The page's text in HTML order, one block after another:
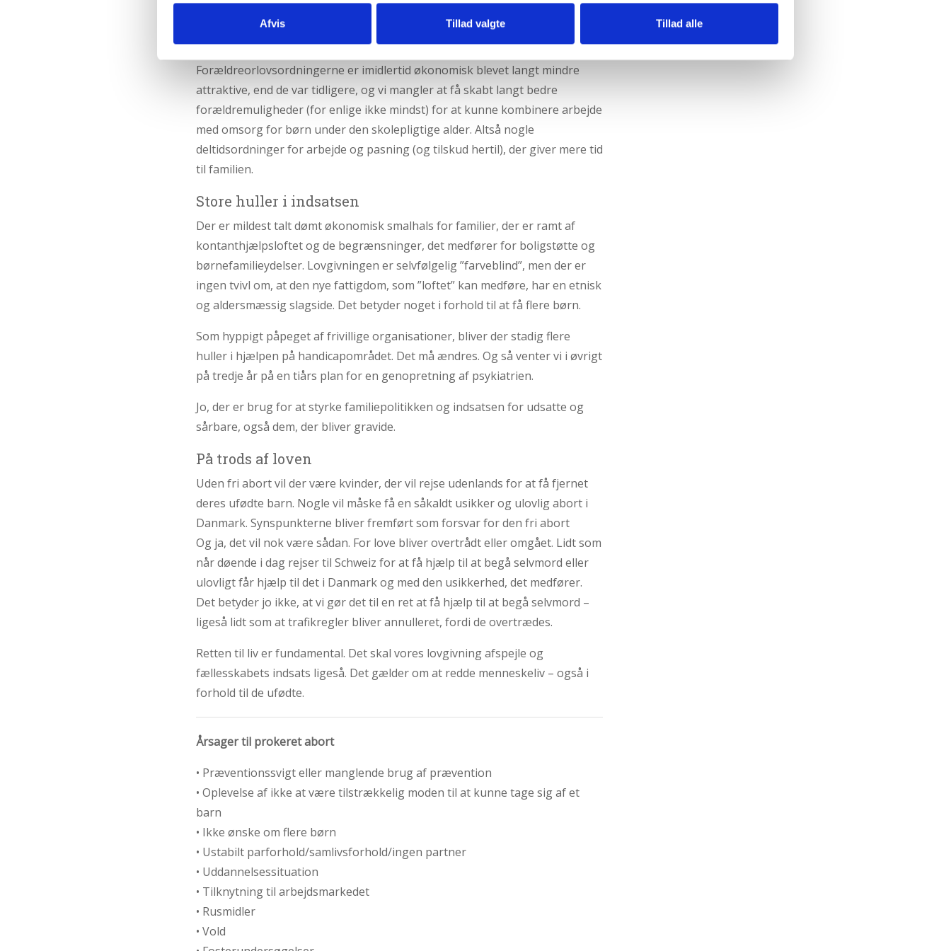
Afvis Tillad valgte Tillad alle
i forhold til barselsorlov, som er vigtigt i forhold til omsorgen for nyfødte og
Forældreorlovsordningerne er imidlertid økonomisk blevet langt mindre
attraktive, end de var tidligere, og vi mangler at få skabt langt bedre
forældremuligheder (for enlige ikke mindst) for at kunne kombinere arbejde
med omsorg for børn under den skolepligtige alder. Altså nogle
deltidsordninger for arbejde og pasning (og tilskud hertil), der giver mere tid
til familien.
Store huller i indsatsen
Der er mildest talt dømt økonomisk smalhals for familier, der er ramt af
kontanthjælpsloftet og de begrænsninger, det medfører for boligstøtte og
børnefamilieydelser. Lovgivningen er selvfølgelig ”farveblind”, men der er
ingen tvivl om, at den nye fattigdom, som ”loftet” kan medføre, har en etnisk
og aldersmæssig slagside. Det betyder noget i forhold til at få flere børn.
Som hyppigt påpeget af frivillige organisationer, bliver der stadig flere
huller i hjælpen på handicapområdet. Det må ændres. Og så venter vi i øvrigt
på tredje år på en tiårs plan for en genopretning af psykiatrien.
Jo, der er brug for at styrke familiepolitikken og indsatsen for udsatte og
sårbare, også dem, der bliver gravide.
På trods af loven
Uden fri abort vil der være kvinder, der vil rejse udenlands for at få fjernet
deres ufødte barn. Nogle vil måske få en såkaldt usikker og ulovlig abort i
Danmark. Synspunkterne bliver fremført som forsvar for den fri abort
Og ja, det vil nok være sådan. For love bliver overtrådt eller omgået. Lidt som
når døende i dag rejser til Schweiz for at få hjælp til at begå selvmord eller
ulovligt får hjælp til det i Danmark og med den usikkerhed, det medfører.
Det betyder jo ikke, at vi gør det til en ret at få hjælp til at begå selvmord –
ligeså lidt som at trafikregler bliver annulleret, fordi de overtrædes.
Retten til liv er fundamental. Det skal vores lovgivning afspejle og
fællesskabets indsats ligeså. Det gælder om at redde menneskeliv – også i
forhold til de ufødte.
Årsager til prokeret abort
• Præventionssvigt eller manglende brug af prævention
• Oplevelse af ikke at være tilstrækkelig moden til at kunne tage sig af et
barn
• Ikke ønske om flere børn
• Ustabilt parforhold/samlivsforhold/ingen partner
• Uddannelsessituation
• Tilknytning til arbejdsmarkedet
• Rusmidler
• Vold